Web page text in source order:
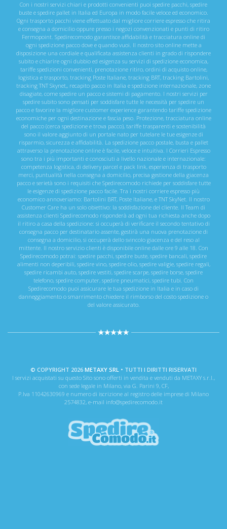
Con i nostri servizi chiari e prodotti convenienti puoi spedire pacchi, spedire
buste e spedire pallet in Italia ed Europa in modo facile veloce ed economico.
Ogni trasporto pacchi viene effettuato dal migliore corriere espresso che ritira
e consegna a domicilio oppure presso i negozi convenzionati e punti di ritiro
Fermopoint. Spedirecomodo garantisce affidabilità e tracciatura online di
ogni spedizione pacco dove e quando vuoi. Il nostro sito online mette a
disposizione una cordiale e qualificata assistenza clienti in grado di rispondere
subito e chiarire ogni dubbio ed esigenza su servizi di spedizione economica,
tariffe spedizioni convenienti, prenotazione ritiro, ordini di acquisto online,
logistica e trasporto, tracking Poste Italiane, tracking BRT, tracking Bartolini,
tracking TNT Skynet,, recapito pacco in Italia e spedizione internazionale, zone
disagiate, come spedire un pacco e sistemi di pagamento. I nostri servizi per
spedire subito sono pensati per soddisfare tutte le necessità per spedire un
pacco e favorire la migliore customer experience garantendo tariffe spedizione
economiche per ogni destinazione e fascia peso. Protezione, tracciatura online
del pacco (cerca spedizione e trova pacco), tariffe trasparenti e sostenibilità
sono il valore aggiunto di un portale nato per tutelare le tue esigenze di
risparmio, sicurezza e affidabilità. La spedizione pacco postale, busta e pallet
attraverso la prenotazione online è facile, veloce e intuitiva. I Corrieri Espresso
sono tra i più importanti e conosciuti a livello nazionale e internazionale:
competenza logistica, di delivery parcel e pack link, esperienza di trasporto
merci, puntualità nella consegna a domicilio, precisa gestione della giacenza
pacco e serietà sono i requisiti che Spedirecomodo richiede per soddisfare tutte
le esigenze di spedizione pacco facile. Tra i nostri corriere espresso più
economico annoveriamo: Bartolini BRT, Poste Italiane, e TNT SkyNet. Il nostro
Customer Care ha un solo obiettivo: la soddisfazione del cliente. Il Team di
assistenza clienti Spedirecomodo risponderà ad ogni tua richiesta anche dopo
il ritiro a casa della spedizione: si occuperà di verificare il secondo tentativo di
consegna pacco per destinatario assente, gestirà una nuova prenotazione di
consegna a domicilio, si occuperà dello svincolo giacenza e del reso al
mittente. Il nostro servizio clienti è disponibile online dalle ore 9 alle 18. Con
Spedirecomodo potrai: spedire pacchi, spedire buste, spedire bancali, spedire
alimenti non deperibili, spedire vino, spedire olio, spedire valigie, spedire regali,
spedire ricambi auto, spedire vestiti, spedire scarpe, spedire borse, spedire
telefono, spedire computer, spedire pneumatici, spedire tubi. Con
Spedirecomodo puoi assicurare le tua spedizione in Italia e in caso di
danneggiamento o smarrimento chiedere il rimborso del costo spedizione o
del valore assicurato.
© COPYRIGHT 2026 METAXY SRL • TUTTI I DIRITTI RISERVATI
I servizi acquistati su questo Sito sono offerti in vendita e venduti da METAXY s.r.l.,
con sede legale in Milano, via G. Parini 9, CF,
P.Iva 11042630969 e numero di iscrizione al registro delle imprese di Milano
2574832, e-mail info@spedirecomodo.it